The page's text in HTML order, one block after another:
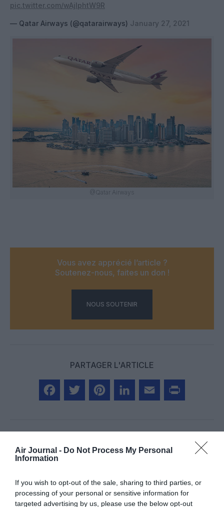
Air Journal - Do Not Process My Personal
Information
If you wish to opt-out of the sale, sharing to third parties, or
processing of your personal or sensitive information for
targeted advertising by us, please use the below opt-out
pic.twitter.com/wAjIphtW9R
— Qatar Airways (@qatarairways) January 27, 2021
@Qatar Airways
Vous avez apprécié l’article ?
Soutenez-nous, faites un don !
NOUS SOUTENIR
PARTAGER L'ARTICLE
COMMENTAIRE(S)
Pioneer 300 a commenté :
28 janvier 2021 - 19 h 14